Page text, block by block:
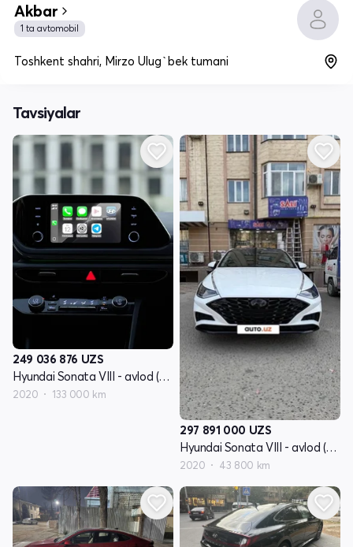
Akbar
1 ta avtomobil
Toshkent shahri, Mirzo Ulug`bek tumani
Tavsiyalar
249 036 876 UZS
Hyundai Sonata VIII - avlod (DN8)
2020 133 000 km
297 891 000 UZS
Hyundai Sonata VIII - avlod (DN8)
2020 43 800 km